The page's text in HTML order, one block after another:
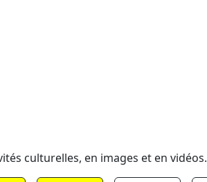
culturelles, en images et en vidéos.